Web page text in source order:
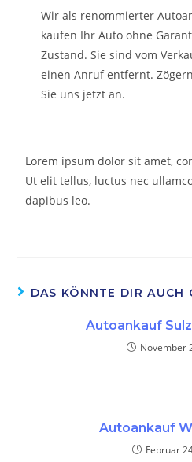
Wir als renommierter
kaufen Ihr Auto ohne
Zustand. Sie sind vom
einen Anruf entfernt.
Sie uns jetzt an.
Lorem ipsum dolor sit amet,
Ut elit tellus, luctus nec
dapibus leo.
DAS KÖNNTE DIR AUCH
Autoankauf
November
Autoankauf
Februar